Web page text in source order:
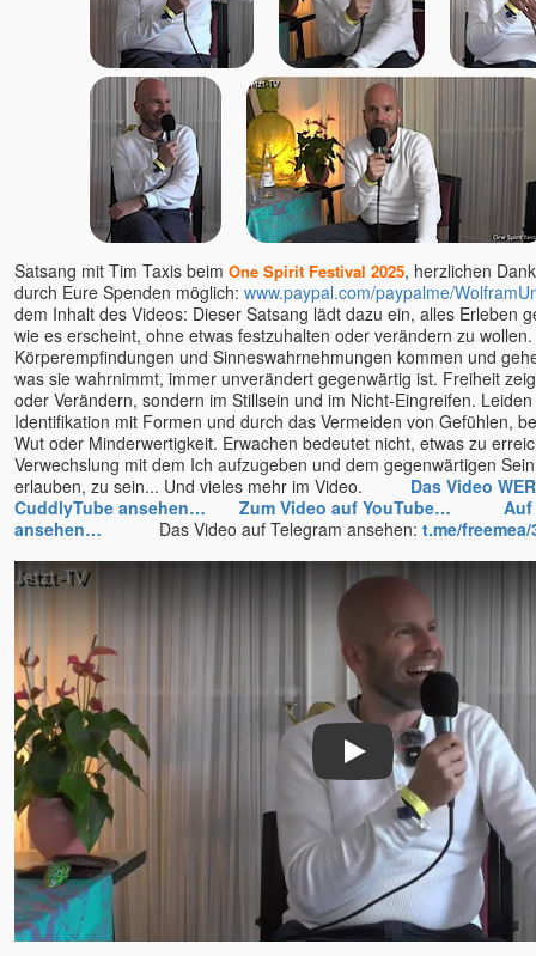
Satsang mit Tim Taxis beim One Spirit Festival 2025, herzlichen
durch Eure Spenden möglich: www.paypal.com/paypalme/
dem Inhalt des Videos: Dieser Satsang lädt dazu ein, alles Erleben
wie es erscheint, ohne etwas festzuhalten oder verändern zu
Körperempfindungen und Sinneswahrnehmungen kommen und
was sie wahrnimmt, immer unverändert gegenwärtig ist. Freiheit
oder Verändern, sondern im Stillsein und im Nicht-Eingreifen.
Identifikation mit Formen und durch das Vermeiden von Gefühlen,
Wut oder Minderwertigkeit. Erwachen bedeutet nicht, etwas zu
Verwechslung mit dem Ich aufzugeben und dem gegenwärtigen
erlauben, zu sein... Und vieles mehr im Video. Das Video
CuddlyTube ansehen…
Zum Video auf YouTube…
Auf
ansehen… Das Video auf Telegram ansehen: t.me/freemea/
Play